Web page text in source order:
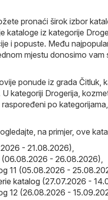
pronaći širok izbor
kataloge iz kategorije
i popuste. Među
mjestu donosimo
ponude iz grada Čitluk,
kategoriji Drogerija,
po
na primjer, ove
- 21.08.2026)
- 26.08.2026)
11 (05.08.2026 -
katalog (27.07.2026 -
12 (26.08.2026 -